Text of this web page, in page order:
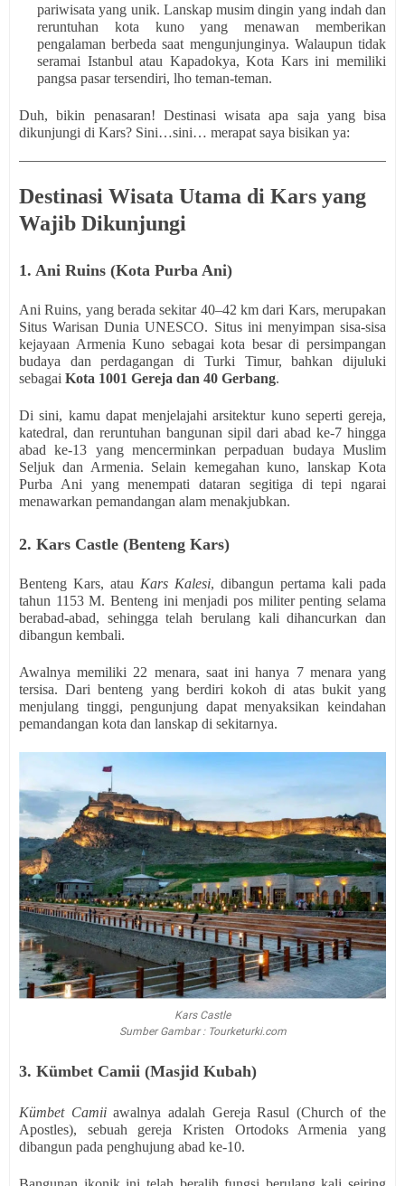
pariwisata yang unik. Lanskap musim dingin yang indah dan
reruntuhan kota kuno yang menawan memberikan
pengalaman berbeda saat mengunjunginya. Walaupun tidak
seramai Istanbul atau Kapadokya, Kota Kars ini memiliki
pangsa pasar tersendiri, lho teman-teman.
Duh, bikin penasaran! Destinasi wisata apa saja yang bisa
dikunjungi di Kars? Sini…sini… merapat saya bisikan ya:
Destinasi Wisata Utama di Kars yang
Wajib Dikunjungi
1. Ani Ruins (Kota Purba Ani)
Ani Ruins, yang berada sekitar 40–42 km dari Kars, merupakan
Situs Warisan Dunia UNESCO. Situs ini menyimpan sisa-sisa
kejayaan Armenia Kuno sebagai kota besar di persimpangan
budaya dan perdagangan di Turki Timur, bahkan dijuluki
sebagai Kota 1001 Gereja dan 40 Gerbang.
Di sini, kamu dapat menjelajahi arsitektur kuno seperti gereja,
katedral, dan reruntuhan bangunan sipil dari abad ke-7 hingga
abad ke-13 yang mencerminkan perpaduan budaya Muslim
Seljuk dan Armenia. Selain kemegahan kuno, lanskap Kota
Purba Ani yang menempati dataran segitiga di tepi ngarai
menawarkan pemandangan alam menakjubkan.
2. Kars Castle (Benteng Kars)
Benteng Kars, atau Kars Kalesi, dibangun pertama kali pada
tahun 1153 M. Benteng ini menjadi pos militer penting selama
berabad-abad, sehingga telah berulang kali dihancurkan dan
dibangun kembali.
Awalnya memiliki 22 menara, saat ini hanya 7 menara yang
tersisa. Dari benteng yang berdiri kokoh di atas bukit yang
menjulang tinggi, pengunjung dapat menyaksikan keindahan
pemandangan kota dan lanskap di sekitarnya.
Kars Castle
Sumber Gambar : Tourketurki.com
3. Kümbet Camii (Masjid Kubah)
Kümbet Camiiawalnya adalah Gereja Rasul (Church of the
Apostles), sebuah gereja Kristen Ortodoks Armenia yang
dibangun pada penghujung abad ke-10.